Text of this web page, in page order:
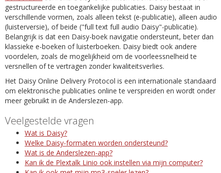
gestructureerde en toegankelijke publicaties. Daisy bestaat in
verschillende vormen, zoals alleen tekst (e-publicatie), alleen audio
(luisterversie), of beide ("full text full audio Daisy"-publicatie).
Belangrijk is dat een Daisy-boek navigatie ondersteunt, beter dan
klassieke e-boeken of luisterboeken. Daisy biedt ook andere
voordelen, zoals de mogelijkheid om de voorleessnelheid te
versnellen of te vertragen zonder kwaliteitsverlies.
Het Daisy Online Delivery Protocol is een internationale standaard
om elektronische publicaties online te verspreiden en wordt onder
meer gebruikt in de Anderslezen-app.
Veelgestelde vragen
Wat is Daisy?
Welke Daisy-formaten worden ondersteund?
Wat is de Anderslezen-app?
Kan ik de Plextalk Linio ook instellen via mijn computer?